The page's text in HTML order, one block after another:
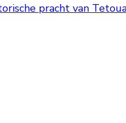
pracht van